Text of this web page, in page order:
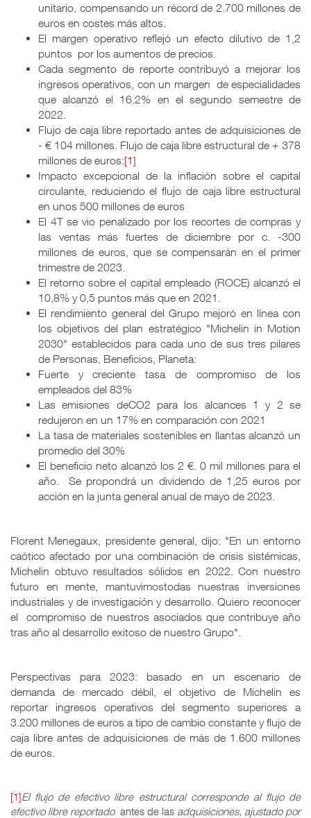
unitario, compensando un récord de 2.700 millones de
euros en costes más altos.
El margen operativo reflejó un efecto dilutivo de 1,2
puntos por los aumentos de precios.
Cada segmento de reporte contribuyó a mejorar los
ingresos operativos, con un margen de especialidades
que alcanzó el 16.2% en el segundo semestre de
2022.
Flujo de caja libre reportado antes de adquisiciones de
- € 104 millones. Flujo de caja libre estructural de + 378
millones de euros:[1]
Impacto excepcional de la inflación sobre el capital
circulante, reduciendo el flujo de caja libre estructural
en unos 500 millones de euros
El 4T se vio penalizado por los recortes de compras y
las ventas más fuertes de diciembre por c. -300
millones de euros, que se compensarán en el primer
trimestre de 2023.
El retorno sobre el capital empleado (ROCE) alcanzó el
10,8% y 0,5 puntos más que en 2021.
El rendimiento general del Grupo mejoró en línea con
los objetivos del plan estratégico "Michelin in Motion
2030" establecidos para cada uno de sus tres pilares
de Personas, Beneficios, Planeta:
Fuerte y creciente tasa de compromiso de los
empleados del 83%
Las emisiones deCO2 para los alcances 1 y 2 se
redujeron en un 17% en comparación con 2021
La tasa de materiales sostenibles en llantas alcanzó un
promedio del 30%
El beneficio neto alcanzó los 2 €. 0 mil millones para el
año. Se propondrá un dividendo de 1,25 euros por
acción en la junta general anual de mayo de 2023.
Florent Menegaux, presidente general, dijo: "En un entorno
caótico afectado por una combinación de crisis sistémicas,
Michelin obtuvo resultados sólidos en 2022. Con nuestro
futuro en mente, mantuvimostodas nuestras inversiones
industriales y de investigación y desarrollo. Quiero reconocer
el compromiso de nuestros asociados que contribuye año
tras año al desarrollo exitoso de nuestro Grupo".
Perspectivas para 2023: basado en un escenario de
demanda de mercado débil, el objetivo de Michelin es
reportar ingresos operativos del segmento superiores a
3.200 millones de euros a tipo de cambio constante y flujo de
caja libre antes de adquisiciones de más de 1.600 millones
de euros.
[1]El flujo de efectivo libre estructural corresponde al flujo de
efectivo libre reportado antes de las adquisiciones, ajustado por